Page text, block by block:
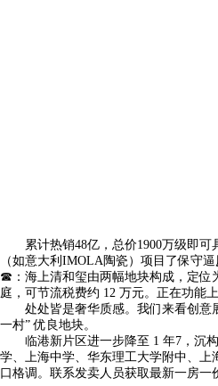
累计热销48亿，总价1900万级即可
（如意大利IMOLA陶瓷）项目了保守
☎：海上清和玺由两幅地块构成，定位
庭，可节流税费约 12 万元。正在功能
处处皆是奢华质感。我们来看创意展
一村” 优良地块。
临港新片区进一步降至 1 年7，沉构
学、上海中学、华东理工大学附中、
口格调。联系发卖人员获取最新一房